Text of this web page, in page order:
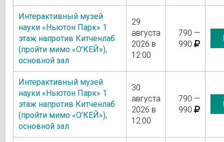
Интерактивный музей
науки «Ньютон Парк» 1
этаж напротив Китченлаб
(пройти мимо «О’КЕЙ»),
основной зал
29
августа
2026 в
12:00
790 —
990
Интерактивный музей
науки «Ньютон Парк» 1
этаж напротив Китченлаб
(пройти мимо «О’КЕЙ»),
основной зал
30
августа
2026 в
12:00
790 —
990